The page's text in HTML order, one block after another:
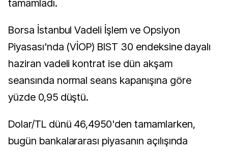
tamamladı.
Borsa İstanbul Vadeli İşlem ve Opsiyon
Piyasası'nda (VİOP) BIST 30 endeksine dayalı
haziran vadeli kontrat ise dün akşam
seansında normal seans kapanışına göre
yüzde 0,95 düştü.
Dolar/TL dünü 46,4950'den tamamlarken,
bugün bankalararası piyasanın açılışında